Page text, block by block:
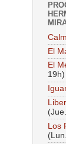
El
El
19h)
Los